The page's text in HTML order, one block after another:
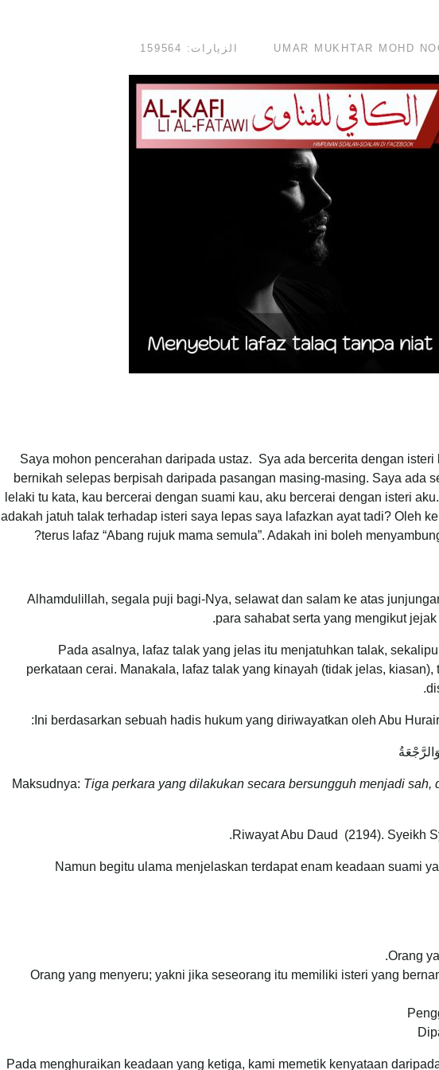
الزيارات: 159564
Saya mohon pencerahan daripada ustaz. Sya ada bercerita dengan
bernikah selepas berpisah daripada pasangan masing-masing. Saya ada
lelaki tu kata, kau bercerai dengan suami kau, aku bercerai dengan isteri
adakah jatuh talak terhadap isteri saya lepas saya lafazkan ayat tadi? Oleh
terus lafaz “Abang rujuk mama semula”. Adakah ini boleh
Alhamdulillah, segala puji bagi-Nya, selawat dan salam ke atas
para sahabat serta yang mengikut
Pada asalnya, lafaz talak yang jelas itu menjatuhkan talak,
perkataan cerai. Manakala, lafaz talak yang kinayah (tidak jelas,
Ini berdasarkan sebuah hadis hukum yang diriwayatkan oleh Abu
Maksudnya: Tiga perkara yang dilakukan secara bersungguh menjadi
Riwayat Abu Daud (2194). Syeikh
.
Namun begitu ulama menjelaskan terdapat enam keadaan suami
Orang
Orang yang menyeru; yakni jika seseorang itu memiliki isteri yang
Pada menghuraikan keadaan yang ketiga, kami memetik kenyataan